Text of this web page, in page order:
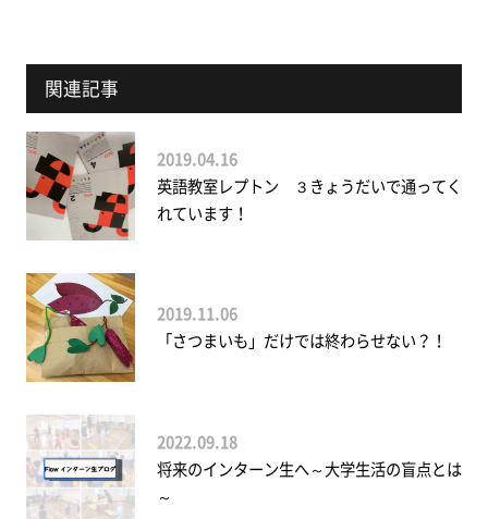
関連記事
2019.04.16
英語教室レプトン ３きょうだいで通ってく
れています！
2019.11.06
「さつまいも」だけでは終わらせない？！
2022.09.18
将来のインターン生へ～大学生活の盲点とは
～